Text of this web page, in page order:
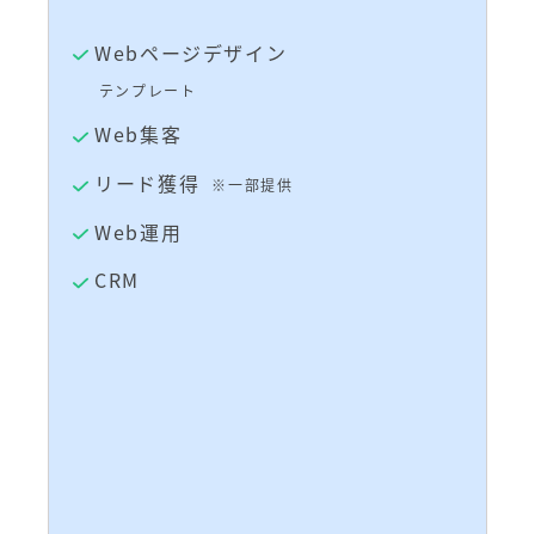
Webページデザイン
テンプレート
Web集客
リード獲得
※一部提供
Web運用
CRM